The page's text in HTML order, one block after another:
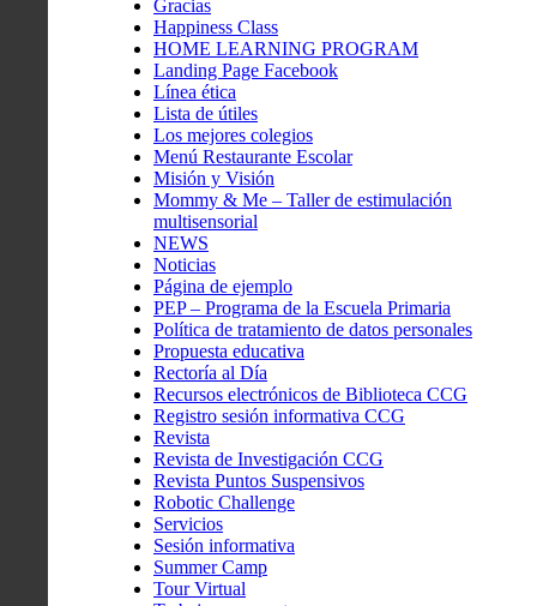
Gracias
Happiness Class
HOME LEARNING PROGRAM
Landing Page Facebook
Línea ética
Lista de útiles
Los mejores colegios
Menú Restaurante Escolar
Misión y Visión
Mommy & Me – Taller de estimulación
multisensorial
NEWS
Noticias
Página de ejemplo
PEP – Programa de la Escuela Primaria
Política de tratamiento de datos personales
Propuesta educativa
Rectoría al Día
Recursos electrónicos de Biblioteca CCG
Registro sesión informativa CCG
Revista
Revista de Investigación CCG
Revista Puntos Suspensivos
Robotic Challenge
Servicios
Sesión informativa
Summer Camp
Tour Virtual